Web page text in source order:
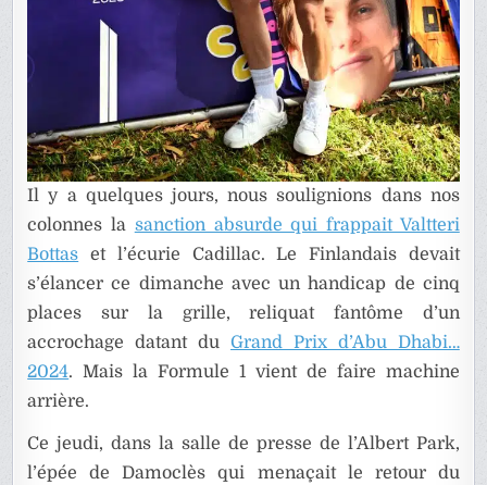
Il y a quelques jours, nous soulignions dans nos
colonnes la sanction absurde qui frappait Valtteri
Bottas et l’écurie Cadillac. Le Finlandais devait
s’élancer ce dimanche avec un handicap de cinq
places sur la grille, reliquat fantôme d’un
accrochage datant du Grand Prix d’Abu Dhabi…
2024. Mais la Formule 1 vient de faire machine
arrière.
Ce jeudi, dans la salle de presse de l’Albert Park,
l’épée de Damoclès qui menaçait le retour du